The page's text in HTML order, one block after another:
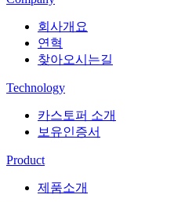
회사개요
연혁
찾아오시는길
Technology
카스토퍼 소개
보유인증서
Product
제품소개